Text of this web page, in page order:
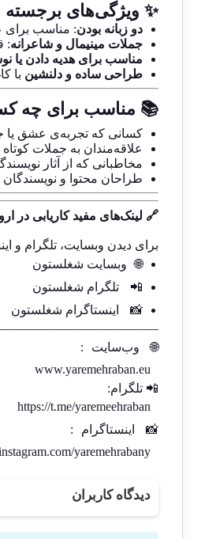
✨ ویژگی‌های برجسته
دو زبانه بودن: مناسب برای
جملات مینیمال و شاعرانه:
مناسب برای هدیه دادن یا
طراحی ساده و دلنشین با
📚 مناسب برای چه
کسانی که تجربه‌ی عشق یا
علاقه‌مندان به جملات
مخاطبانی که از آثار
طراحان محتوا و
🔗 لینک‌های مفید کاریابی در
برای دیدن وبسایت، تلگرام و
🌐
وبسایت شغلستون
📲
تلگرام شغلستون
📸
اینستاگرام شغلستون
🌐
وب‌سایت
:
www.yaremehraban.eu
📲 تلگرام:
https://t.me/yaremeehraban
📸
اینستاگرام
:
yaremehrabany
دیدگاه کاربران